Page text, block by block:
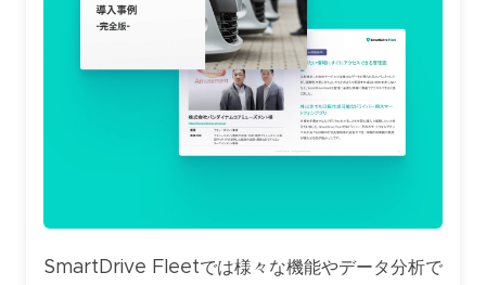
SmartDrive Fleetでは様々な機能やデータ分析で